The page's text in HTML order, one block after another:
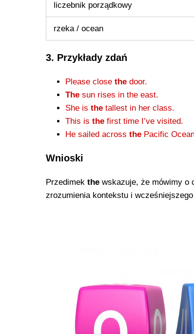
liczebnik porządkowy
rzeka / ocean
3. Przykłady zdań
Please close the door.
The sun rises in the east.
She is the tallest in her class.
This is the first time I’ve visited.
He sailed across the Pacific
Wnioski
Przedimek the wskazuje, że mówimy o
zrozumienia kontekstu i